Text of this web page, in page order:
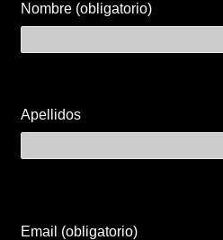
Nombre (obligatorio)
Apellidos
Email (obligatorio)